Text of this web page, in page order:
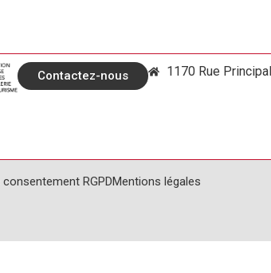
Contactez-nous 1170 Rue
RGPDMentions légales